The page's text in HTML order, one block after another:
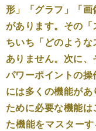
形」「グラフ」「画
があります。その
ちいち「どのよう
ありません。次に
パワーポイントの
には多くの機能が
ために必要な機能
た機能をマスター